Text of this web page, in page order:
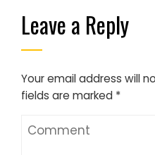
Leave a Reply
Your email address will
fields are marked *